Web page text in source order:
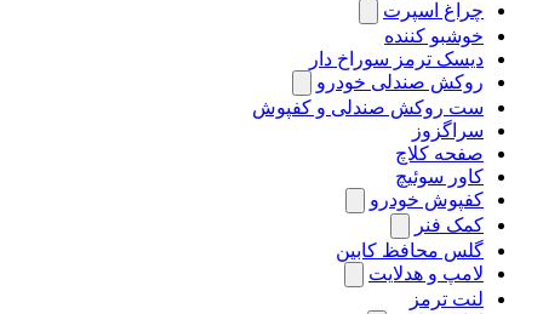
چراغ اسپرت
خوشبو کننده
دیسک ترمز سوراخ دار
روکش صندلی خودرو
ست روکش صندلی و کفپوش
سراگزوز
صفحه کلاچ
کاور سوئیچ
کفپوش خودرو
کمک فنر
گلس محافظ کابین
لامپ و هدلایت
لنت ترمز